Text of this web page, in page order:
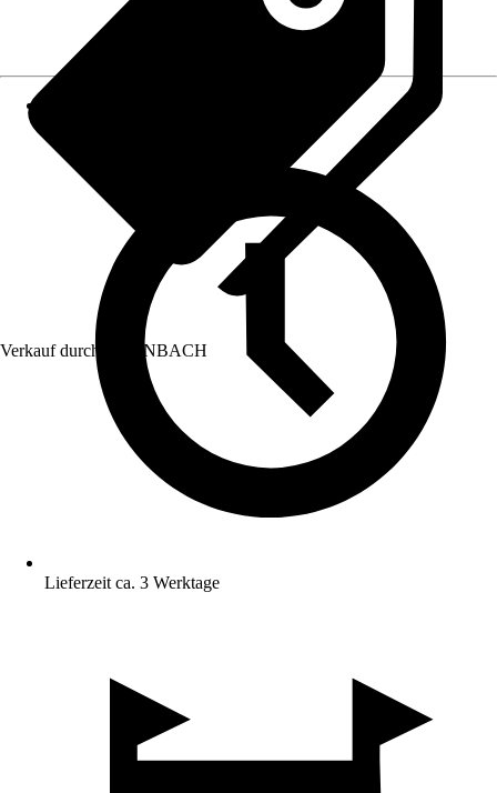
Verkauf durch: HORNBACH
Lieferzeit ca. 3 Werktage